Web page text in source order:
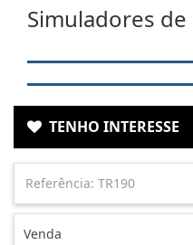
Simuladores de
TENHO INTERESSE
Venda